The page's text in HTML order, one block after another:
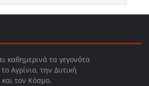
καθημερινά τα γεγονότα
Αγρίνιο, την Δυτική
τον Κόσμο.